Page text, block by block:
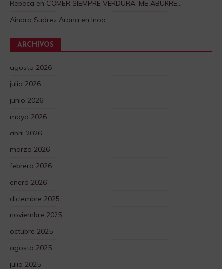
Rebeca en COMER SIEMPRE VERDURA, ME ABURRE…
Ainara Suárez Arana en Inoa
ARCHIVOS
agosto 2026
julio 2026
junio 2026
mayo 2026
abril 2026
marzo 2026
febrero 2026
enero 2026
diciembre 2025
noviembre 2025
octubre 2025
agosto 2025
julio 2025